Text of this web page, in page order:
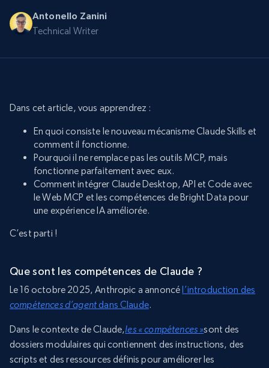
Antonello Zanini
Technical Writer
Dans cet article, vous apprendrez :
En quoi consiste le nouveau mécanisme Claude Skills et
comment il fonctionne.
Pourquoi il ne remplace pas les outils MCP, mais
fonctionne parfaitement avec eux.
Comment intégrer Claude Desktop, API et Code avec
le Web MCP et les compétences de Bright Data pour
une expérience IA améliorée.
C’est parti !
Que sont les compétences de Claude ?
Le 16 octobre 2025, Anthropic a annoncé l’introduction des
compétences d’agentdans Claude.
Dans le contexte de Claude,les « compétences »sont des
dossiers modulaires qui contiennent des instructions, des
scripts et des ressources définis pour améliorer les